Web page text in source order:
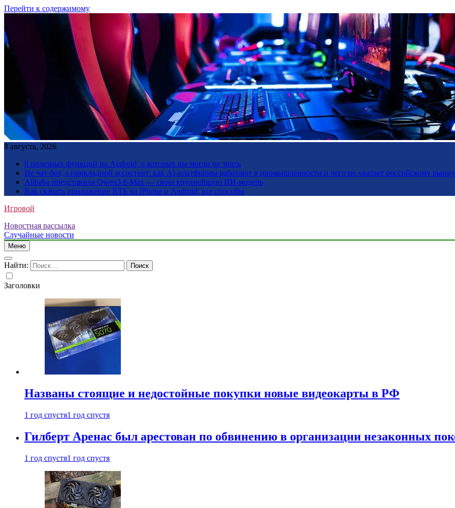
Перейти к содержимому
8 августа, 2026
6 полезных функций на Android, о которых вы могли не знать
Не чат-бот, а прикладной ассистент: как AI-платформы работают в промышленности и чего не хватает российскому рынку
Alibaba представила Qwen3.8-Max — свою крупнейшую ИИ-модель
Как скачать приложение ВТБ на iPhone и Android: все способы
Игровой
Новостная рассылка
Случайные новости
Меню
Найти:
Заголовки
Названы стоящие и недостойные покупки новые видеокарты в РФ
1 год спустя1 год спустя
Гилберт Аренас был арестован по обвинению в организации незаконных
1 год спустя1 год спустя